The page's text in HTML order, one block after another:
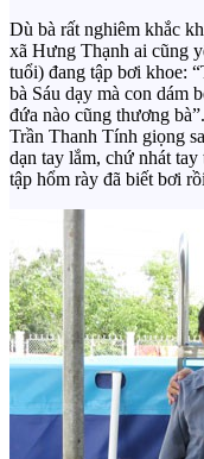
Dù bà rất nghiêm khắc
xã Hưng Thạnh ai cũng
tuổi) đang tập bơi khoe:
bà Sáu dạy mà con dám
đứa nào cũng thương
Trần Thanh Tính giọng
dạn tay lắm, chứ nhát
tập hổm rày đã biết bơi